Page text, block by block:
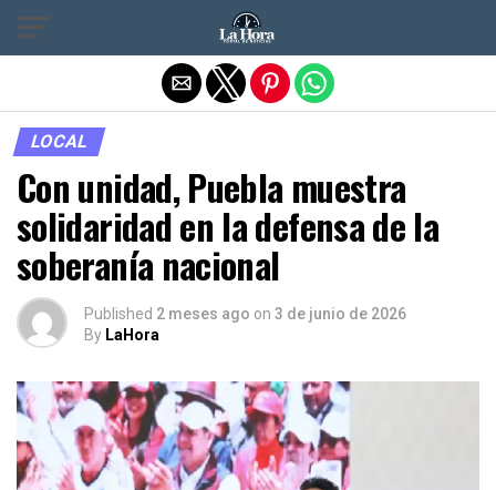
LOCAL
Con unidad, Puebla muestra
solidaridad en la defensa de la
soberanía nacional
Published 2 meses ago on 3 de junio de 2026
By LaHora
Salir de la versión móvil